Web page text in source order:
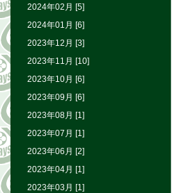
2024年02月 [5]
2024年01月 [6]
2023年12月 [3]
2023年11月 [10]
2023年10月 [6]
2023年09月 [6]
2023年08月 [1]
2023年07月 [1]
2023年06月 [2]
2023年04月 [1]
2023年03月 [1]